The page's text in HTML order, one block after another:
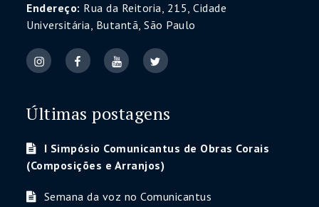
Endereço: Rua da Reitoria, 215, Cidade
Universitária, Butantã, São Paulo
Últimas postagens
I Simpósio Comunicantus de Obras Corais
(Composições e Arranjos)
Semana da voz no Comunicantus